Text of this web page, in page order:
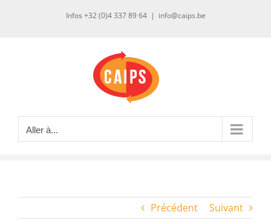
Infos +32 (0)4 337 89 64 | info@caips.be
Aller à...
Précédent Suivant